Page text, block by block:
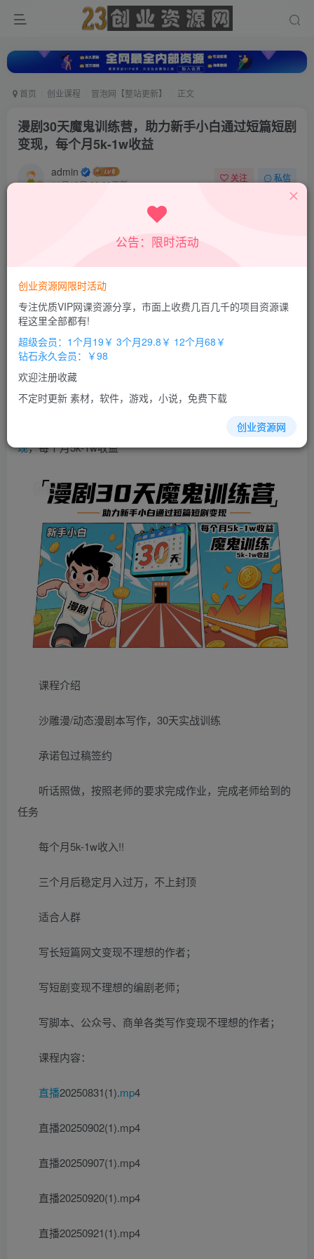
首页 创业课程 冒泡网【整站更新】 正文
漫剧30天魔鬼训练营，助力新手小白通过短篇短剧
变现，每个月5k-1w收益
admin
11月12日 09:20更新
关注 私信
超级会员
立即购买
您当前未登录！建议登陆后购买，办理会员包月更省钱，可保存购
漫剧30天魔鬼训练营，助力新手小白通过短篇短剧变
现，每个月5k-1w收益
课程介绍
沙雕漫/动态漫剧本写作，30天实战训练
承诺包过稿签约
听话照做，按照老师的要求完成作业，完成老师给到的
任务
每个月5k-1w收入!!
三个月后稳定月入过万，不上封顶
适合人群
写长短篇网文变现不理想的作者；
写短剧变现不理想的编剧老师；
写脚本、公众号、商单各类写作变现不理想的作者；
课程内容：
直播20250831(1).mp4
直播20250902(1).mp4
直播20250907(1).mp4
直播20250920(1).mp4
直播20250921(1).mp4
公告：限时活动
创业资源网限时活动
专注优质VIP网课资源分享，市面上收费几百几千的项目资源课
程这里全部都有!
超级会员：1个月19￥ 3个月29.8￥ 12个月68￥
钻石永久会员：￥98
欢迎注册收藏
不定时更新 素材，软件，游戏，小说，免费下载
创业资源网